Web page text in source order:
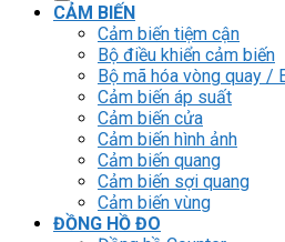
CẢM BIẾN
Cảm biến tiệm cận
Bộ điều khiển cảm biến
Bộ mã hóa vòng quay /
Cảm biến áp suất
Cảm biến cửa
Cảm biến hình ảnh
Cảm biến quang
Cảm biến sợi quang
Cảm biến vùng
ĐỒNG HỒ ĐO